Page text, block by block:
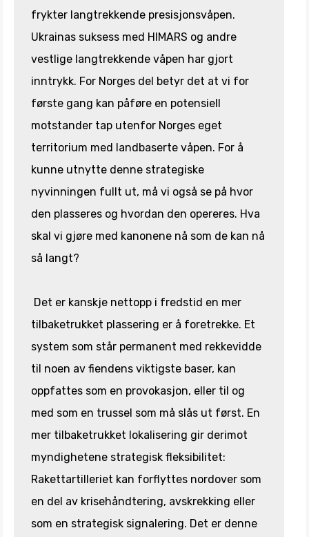
frykter langtrekkende presisjonsvåpen.
Ukrainas suksess med HIMARS og andre
vestlige langtrekkende våpen har gjort
inntrykk. For Norges del betyr det at vi for
første gang kan påføre en potensiell
motstander tap utenfor Norges eget
territorium med landbaserte våpen. For å
kunne utnytte denne strategiske
nyvinningen fullt ut, må vi også se på hvor
den plasseres og hvordan den opereres. Hva
skal vi gjøre med kanonene nå som de kan nå
så langt?
Det er kanskje nettopp i fredstid en mer
tilbaketrukket plassering er å foretrekke. Et
system som står permanent med rekkevidde
til noen av fiendens viktigste baser, kan
oppfattes som en provokasjon, eller til og
med som en trussel som må slås ut først. En
mer tilbaketrukket lokalisering gir derimot
myndighetene strategisk fleksibilitet:
Rakettartilleriet kan forflyttes nordover som
en del av krisehåndtering, avskrekking eller
som en strategisk signalering. Det er denne